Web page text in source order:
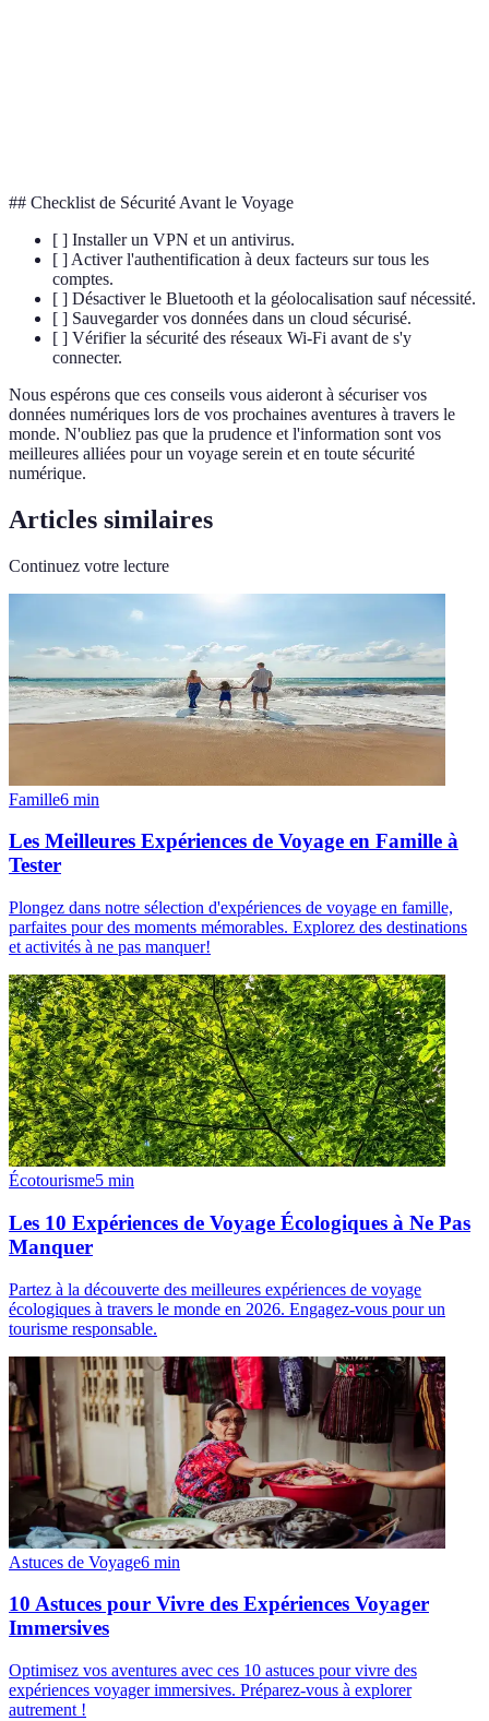
## Checklist de Sécurité Avant le Voyage
[ ] Installer un VPN et un antivirus.
[ ] Activer l'authentification à deux facteurs sur tous les
comptes.
[ ] Désactiver le Bluetooth et la géolocalisation sauf nécessité.
[ ] Sauvegarder vos données dans un cloud sécurisé.
[ ] Vérifier la sécurité des réseaux Wi-Fi avant de s'y
connecter.
Nous espérons que ces conseils vous aideront à sécuriser vos
données numériques lors de vos prochaines aventures à travers le
monde. N'oubliez pas que la prudence et l'information sont vos
meilleures alliées pour un voyage serein et en toute sécurité
numérique.
Articles similaires
Continuez votre lecture
Famille6 min
Les Meilleures Expériences de Voyage en Famille à
Tester
Plongez dans notre sélection d'expériences de voyage en famille,
parfaites pour des moments mémorables. Explorez des destinations
et activités à ne pas manquer!
Écotourisme5 min
Les 10 Expériences de Voyage Écologiques à Ne Pas
Manquer
Partez à la découverte des meilleures expériences de voyage
écologiques à travers le monde en 2026. Engagez-vous pour un
tourisme responsable.
Astuces de Voyage6 min
10 Astuces pour Vivre des Expériences Voyager
Immersives
Optimisez vos aventures avec ces 10 astuces pour vivre des
expériences voyager immersives. Préparez-vous à explorer
autrement !